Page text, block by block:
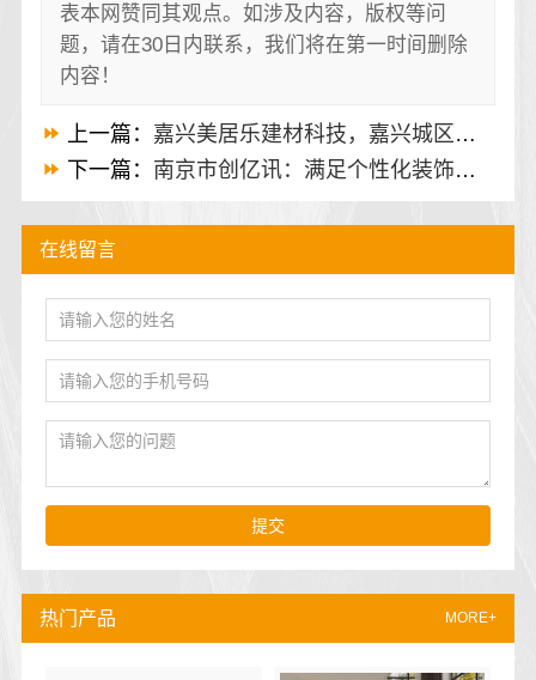
表本网赞同其观点。如涉及内容，版权等问
题，请在30日内联系，我们将在第一时间删除
内容！
上一篇： 嘉兴美居乐建材科技，嘉兴城区靠谱旧房改造首选
下一篇： 南京市创亿讯：满足个性化装饰的南京装修公司
热门产品 MORE+
在线留言
提交